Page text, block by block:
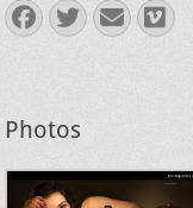
Facebook
Twitter
E-
mail
Photos